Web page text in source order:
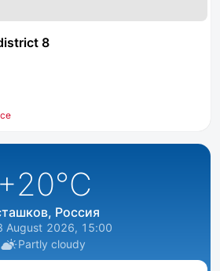
8
+20°C
Россия
August 2026, 15:00
Partly cloudy